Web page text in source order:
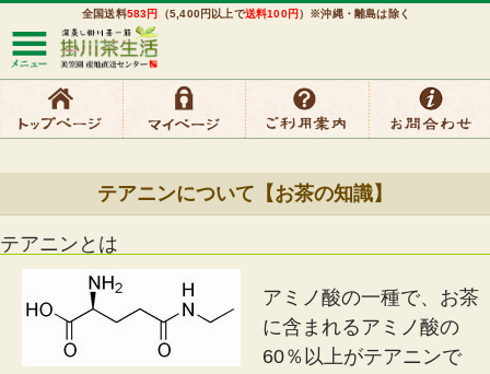
全国送料583円 （5,400円以上で送料100円）※沖縄・離島は除く
テアニンについて【お茶の知識】
テアニンとは
アミノ酸の一種で、お茶
に含まれるアミノ酸の
60％以上がテアニンで